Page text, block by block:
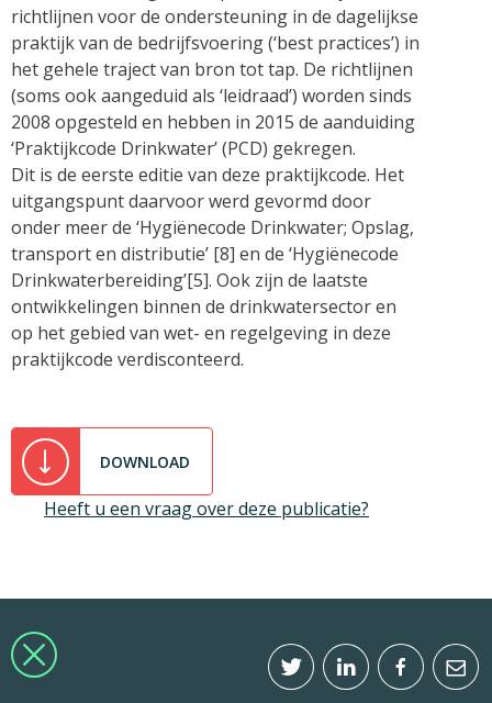
richtlijnen voor de ondersteuning in de dagelijkse
praktijk van de bedrijfsvoering (‘best practices’) in
het gehele traject van bron tot tap. De richtlijnen
(soms ook aangeduid als ‘leidraad’) worden sinds
2008 opgesteld en hebben in 2015 de aanduiding
‘Praktijkcode Drinkwater’ (PCD) gekregen.
Dit is de eerste editie van deze praktijkcode. Het
uitgangspunt daarvoor werd gevormd door
onder meer de ‘Hygiënecode Drinkwater; Opslag,
transport en distributie’ [8] en de ‘Hygiënecode
Drinkwaterbereiding’[5]. Ook zijn de laatste
ontwikkelingen binnen de drinkwatersector en
op het gebied van wet- en regelgeving in deze
praktijkcode verdisconteerd.
DOWNLOAD
Heeft u een vraag over deze publicatie?